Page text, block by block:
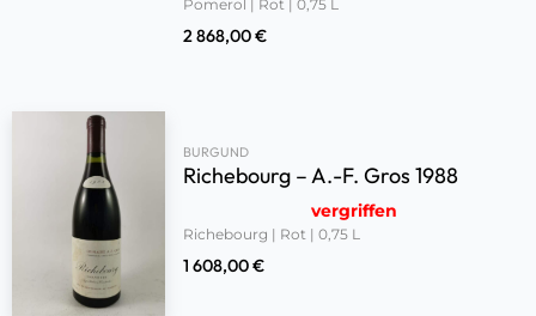
Pomerol | Rot | 0,75 L
2 868,00€
BURGUND
Richebourg – A.-F. Gros 1988
vergriffen
Richebourg | Rot | 0,75 L
1 608,00€